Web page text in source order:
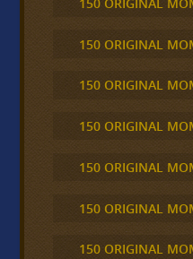
150 ORIGINAL
150 ORIGINAL
150 ORIGINAL
150 ORIGINAL
150 ORIGINAL
150 ORIGINAL